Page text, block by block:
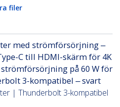
filer
med strömförsörjning ‒
C till HDMI-skärm för 4K
på 60 W för
3-kompatibel ‒ svart
| Thunderbolt 3-kompatibel